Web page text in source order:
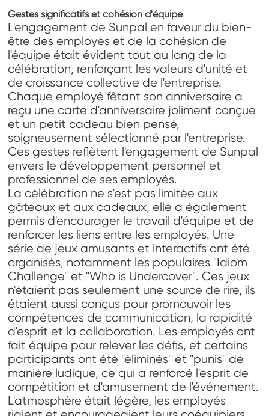
Gestes significatifs et cohésion d'équipe
L'engagement de Sunpal en faveur du bien-
être des employés et de la cohésion de
l'équipe était évident tout au long de la
célébration, renforçant les valeurs d'unité et
de croissance collective de l'entreprise.
Chaque employé fêtant son anniversaire a
reçu une carte d'anniversaire joliment conçue
et un petit cadeau bien pensé,
soigneusement sélectionné par l'entreprise.
Ces gestes reflètent l'engagement de Sunpal
envers le développement personnel et
professionnel de ses employés.
La célébration ne s'est pas limitée aux
gâteaux et aux cadeaux, elle a également
permis d'encourager le travail d'équipe et de
renforcer les liens entre les employés. Une
série de jeux amusants et interactifs ont été
organisés, notamment les populaires "Idiom
Challenge" et "Who is Undercover". Ces jeux
n'étaient pas seulement une source de rire, ils
étaient aussi conçus pour promouvoir les
compétences de communication, la rapidité
d'esprit et la collaboration. Les employés ont
fait équipe pour relever les défis, et certains
participants ont été "éliminés" et "punis" de
manière ludique, ce qui a renforcé l'esprit de
compétition et d'amusement de l'événement.
L'atmosphère était légère, les employés